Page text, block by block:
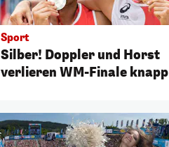
Sport
Silber! Doppler und Horst
verlieren WM-Finale knapp